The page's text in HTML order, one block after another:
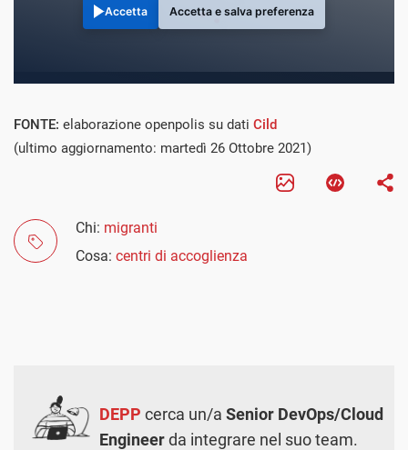
Accetta Accetta e salva preferenza
FONTE: elaborazione openpolis su dati Cild
(ultimo aggiornamento: martedì 26 Ottobre 2021)
Chi: migranti
Cosa: centri di accoglienza
DEPP cerca un/a Senior DevOps/Cloud
Engineerda integrare nel suo team.